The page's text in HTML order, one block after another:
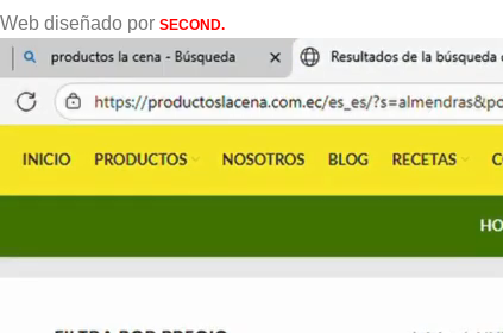
Web diseñado por SECOND.
Buscar
Escribe lo que necesitas.